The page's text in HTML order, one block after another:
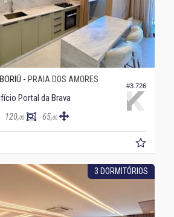
#3.726
- PRAIA DOS AMORES
Portal da Brava
120,00 65,00
3 DORMITÓRIOS